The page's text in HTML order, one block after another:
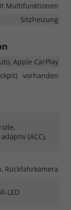
Multifunktionen
Sitzheizung
Apple CarPlay
vorhanden
(ACC),
Rückfahrkamera
LED